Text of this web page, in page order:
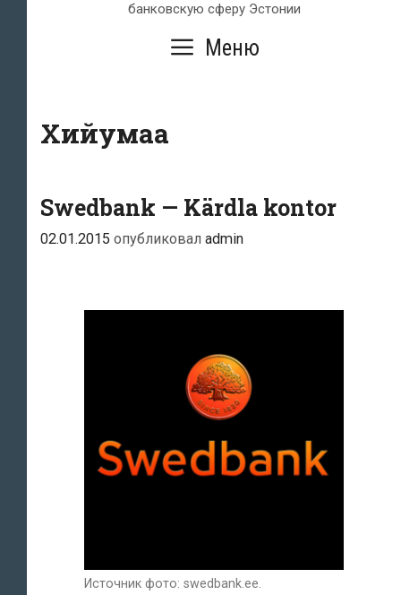
банковскую сферу Эстонии
Меню
Хийумаа
Swedbank — Kärdla kontor
02.01.2015 опубликовал admin
Источник фото: swedbank.ee.